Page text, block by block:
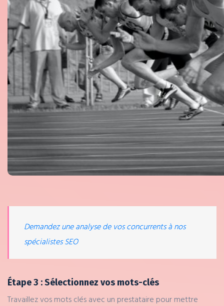
Demandez une analyse de vos concurrents à nos
spécialistes SEO
Étape 3 : Sélectionnez vos mots-clés
Travaillez vos mots clés avec un prestataire pour mettre